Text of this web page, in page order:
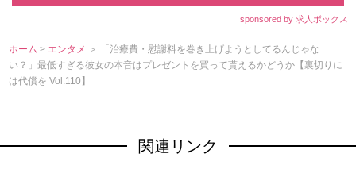
sponsored by 求人ボックス
ホーム > エンタメ ＞ 「治療費・慰謝料を巻き上げようとしてるんじゃな
い？」最低すぎる彼女の本音はプレゼントを買って貰えるかどうか【裏切りに
は代償を Vol.110】
関連リンク